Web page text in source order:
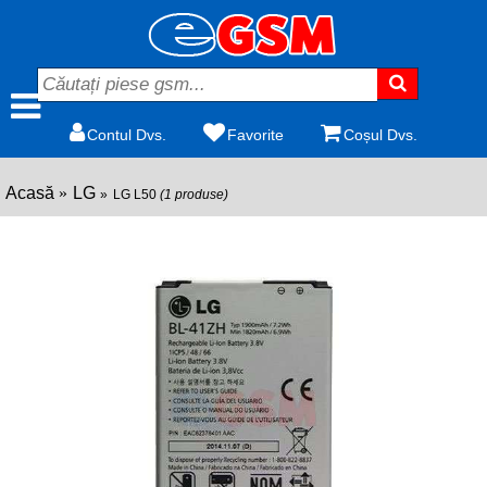
Contul Dvs. Favorite Coșul Dvs.
Acasă LG LG L50 (1 produse)